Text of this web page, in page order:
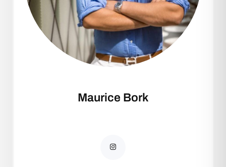
Maurice Bork